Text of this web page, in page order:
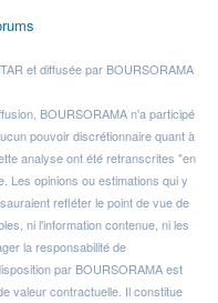
et diffusée par BOURSORAMA
BOURSORAMA n'a participé
pouvoir discrétionnaire quant à
analyse ont été retranscrites "en
Les opinions ou estimations qui y
refléter le point de vue de
ni l'information contenue, ni les
la responsabilité de
par BOURSORAMA est
valeur contractuelle. Il constitue